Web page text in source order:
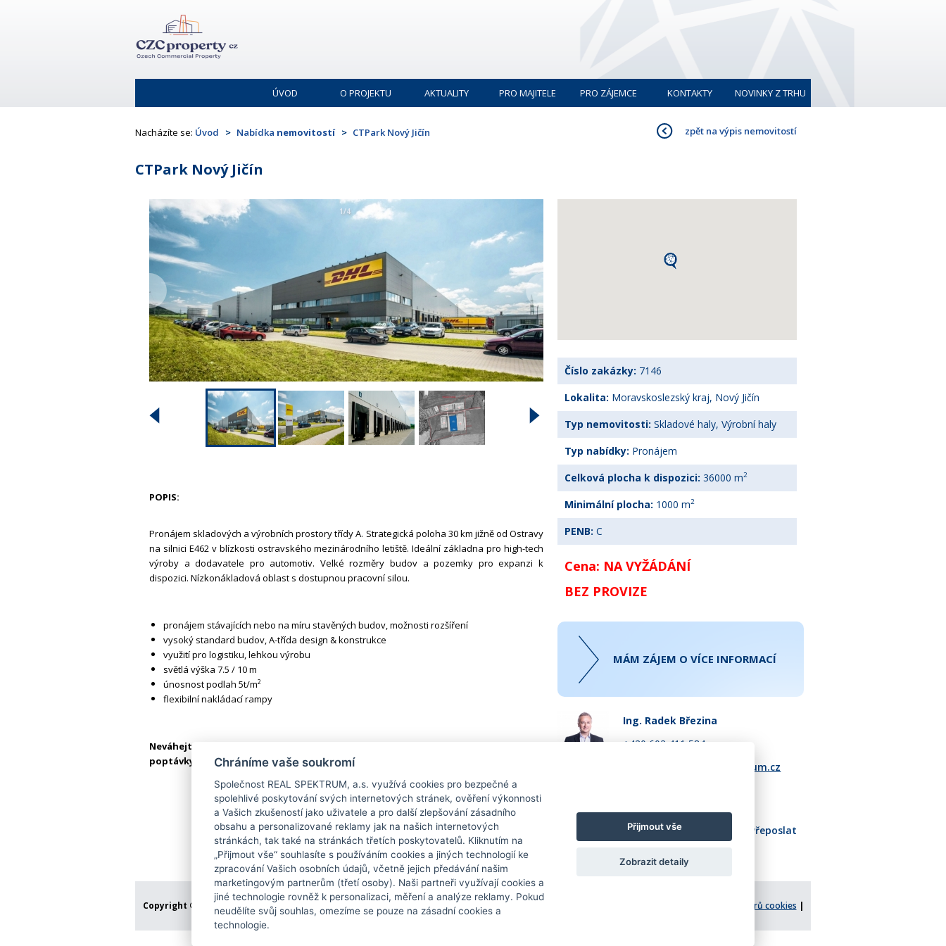
ÚVOD O PROJEKTU AKTUALITY PRO MAJITELE PRO ZÁJEMCE KONTAKTY NOVINKY Z TRHU
Nacházíte se: Úvod Nabídka nemovitostí CTPark Nový Jičín zpět na výpis nemovitostí
CTPark Nový Jičín
1/4
POPIS:
Pronájem skladových a výrobních prostory třídy A. Strategická poloha 30 km jižně od Ostravy
na silnici E462 v blízkosti ostravského mezinárodního letiště. Ideální základna pro high-tech
výroby a dodavatele pro automotiv. Velké rozměry budov a pozemky pro expanzi k
dispozici. Nízkonákladová oblast s dostupnou pracovní silou.
pronájem stávajících nebo na míru stavěných budov, možnosti rozšíření
vysoký standard budov, A-třída design & konstrukce
využití pro logistiku, lehkou výrobu
světlá výška 7.5 / 10 m
únosnost podlah 5t/m2
flexibilní nakládací rampy
Neváhejte nás kontaktovat, připravíme vám nabídku na základě specifikace vaší
poptávky.
Číslo zakázky: 7146
Lokalita: Moravskoslezský kraj, Nový Jičín
Typ nemovitosti: Skladové haly, Výrobní haly
Typ nabídky: Pronájem
Celková plocha k dispozici: 36000 m2
Minimální plocha: 1000 m2
PENB: C
Cena: NA VYŽÁDÁNÍ
BEZ PROVIZE
MÁM ZÁJEM O VÍCE INFORMACÍ
Ing. Radek Březina
+420 602 411 584
radek.brezina@realspektrum.cz
Přeposlat
Copyright © 2019 Real Spektrum a.s. , Všechna práva vyhrazena | Podívejte se na další zásady používání souborů cookies |
Chráníme vaše soukromí
Společnost REAL SPEKTRUM, a.s. využívá cookies pro bezpečné a
spolehlivé poskytování svých internetových stránek, ověření výkonnosti
a Vašich zkušeností jako uživatele a pro další zlepšování zásadního
obsahu a personalizované reklamy jak na našich internetových
stránkách, tak také na stránkách třetích poskytovatelů. Kliknutím na
„Přijmout vše“ souhlasíte s používáním cookies a jiných technologií ke
zpracování Vašich osobních údajů, včetně jejich předávání našim
marketingovým partnerům (třetí osoby). Naši partneři využívají cookies a
jiné technologie rovněž k personalizaci, měření a analýze reklamy. Pokud
neudělíte svůj souhlas, omezíme se pouze na zásadní cookies a
technologie.
Přijmout vše
Zobrazit detaily